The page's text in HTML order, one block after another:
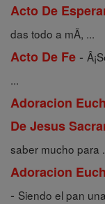
Acto De
das todo a mÃ­, ...
Acto De Fe -
...
Adoracion
De Jesus
saber mucho para
Adoracion
- Siendo el pan